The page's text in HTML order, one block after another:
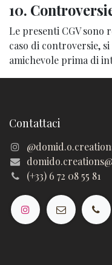
10.
Le presenti CGV sono
caso di controversie,
amichevole prima di
Contattaci
(+33) 6 72 08 55 81